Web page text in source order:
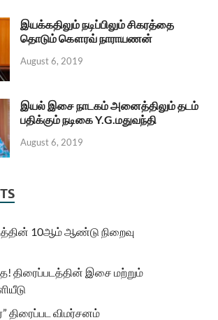
இயக்கதிலும் நடிப்பிலும் சிகரத்தை
தொடும் கௌரவ் நாராயணன்
August 6, 2019
இயல் இசை நாடகம் அனைத்திலும் தடம்
பதிக்கும் நடிகை Y.G.மதுவந்தி
August 6, 2019
10ஆம் ஆண்டு நிறைவு
திரைப்படத்தின் இசை மற்றும்
திரைப்பட விமர்சனம்